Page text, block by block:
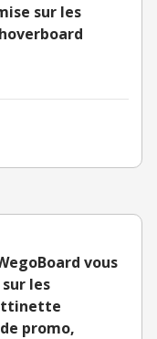
sur les
vous
les
promo,